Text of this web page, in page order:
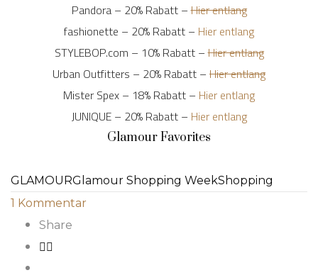
Pandora – 20% Rabatt –Hier entlang
fashionette – 20% Rabatt – Hier entlang
STYLEBOP.com – 10% Rabatt –Hier entlang
Urban Outfitters – 20% Rabatt – Hier entlang
Mister Spex – 18% Rabatt – Hier entlang
JUNIQUE – 20% Rabatt – Hier entlang
Glamour Favorites
GLAMOURGlamour Shopping WeekShopping
1 Kommentar
Share